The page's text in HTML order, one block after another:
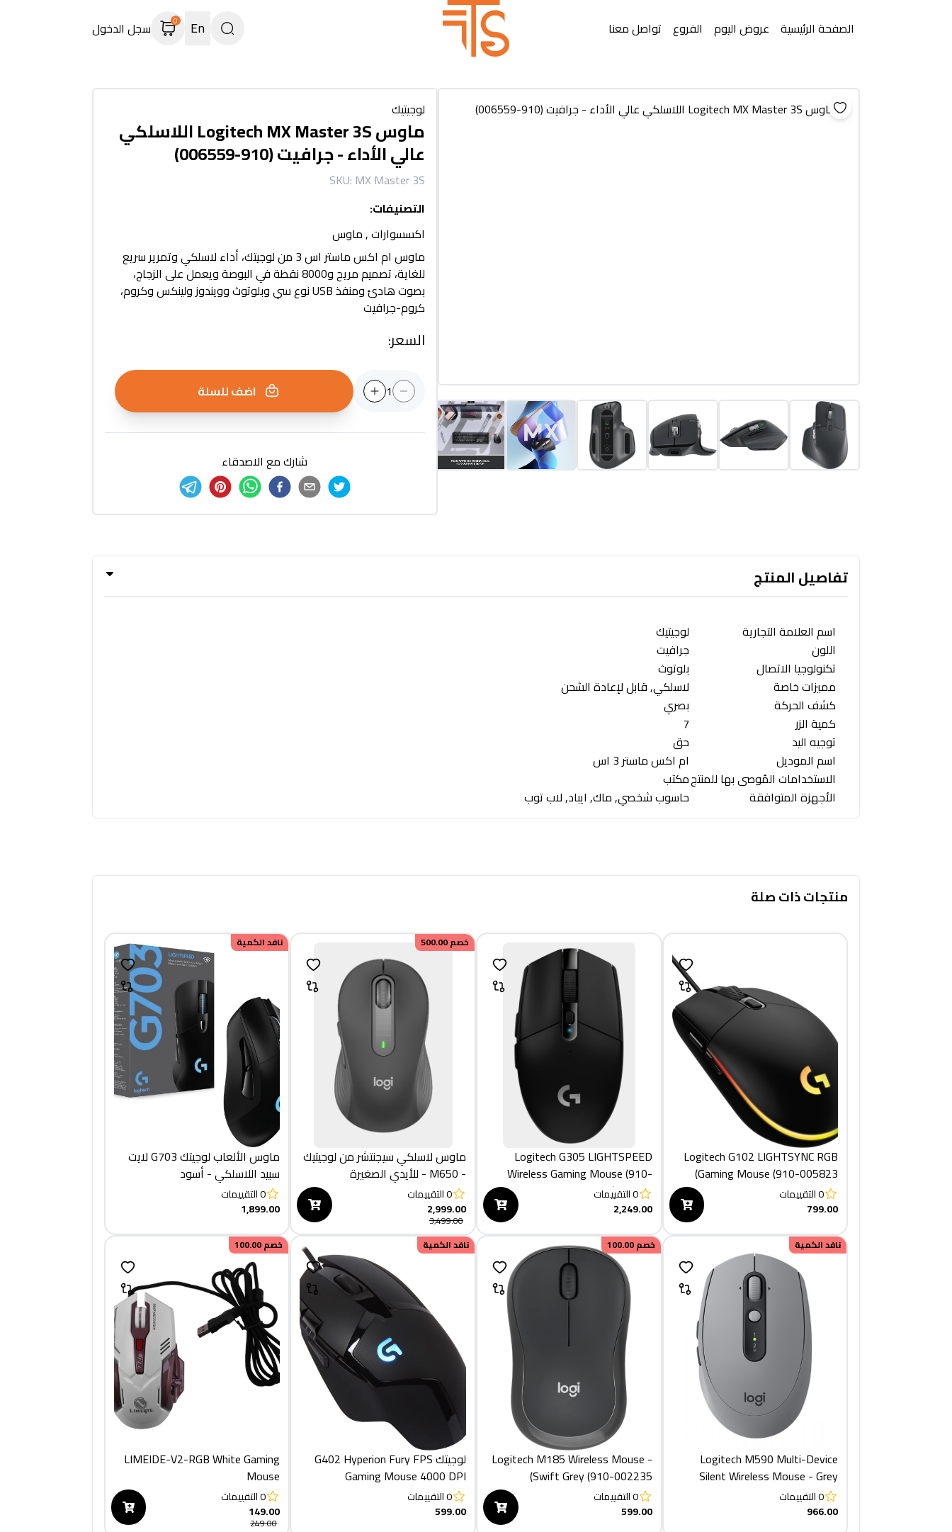
الصفحة الرئيسية عروض اليوم الفروع تواصل معنا En
0 سجل الدخول
لوجيتيك
ماوس Logitech MX Master 3S اللاسلكي
عالي الأداء - جرافيت (910-006559)
SKU: MX Master 3S
التصنيفات:
اكسسوارات,ماوس
ماوس ام اكس ماستر اس 3 من لوجيتك، أداء لاسلكي وتمرير سريع
للغاية، تصميم مريح و8000 نقطة في البوصة ويعمل على الزجاج،
بصوت هادئ ومنفذ USB نوع سي وبلوتوث وويندوز ولينكس وكروم،
كروم-جرافيت
السعر:
1 اضف للسلة
شارك مع الاصدقاء
تفاصيل المنتج
اسم العلامة التجارية
لوجيتيك
اللون
جرافيت
تكنولوجيا الاتصال
بلوتوث
مميزات خاصة
لاسلكي, قابل لإعادة الشحن
كشف الحركة
بصري
كمية الزر
7
توجيه اليد
حق
اسم الموديل
ام اكس ماستر 3 اس
الاستخدامات المُوصى بها للمنتجمكتب
الأجهزة المتوافقة
حاسوب شخصي, ماك, ايباد, لاب توب
منتجات ذات صلة
Logitech G102 LIGHTSYNC RGB
Gaming Mouse (910-005823)
0التقييمات
799.00
Logitech G305 LIGHTSPEED
Wireless Gaming Mouse (910-
005283)
0التقييمات
2,249.00
خصم500.00
ماوس لاسلكي سيجنتشر من لوجيتيك
- M650 - للأيدي الصغيرة
والمتوسطة الحجم، بطارية تدوم
لعامين، نقرات صامتة، ازرار جانبية
قابلة للتخصيص، بلوتوث - بلون
جرافيتي
0التقييمات
2,999.00
3,499.00
نافد الكمية
ماوس الألعاب لوجيتك G703 لايت
سبيد اللاسلكي - أسود
0التقييمات
1,899.00
نافد الكمية
Logitech M590 Multi-Device
Silent Wireless Mouse - Grey
0التقييمات
966.00
خصم100.00
Logitech M185 Wireless Mouse -
Swift Grey (910-002235)
0التقييمات
599.00
نافد الكمية
لوجيتك G402 Hyperion Fury FPS
Gaming Mouse 4000 DPI
0التقييمات
599.00
خصم100.00
LIMEIDE-V2-RGB White Gaming
Mouse
0التقييمات
149.00
249.00